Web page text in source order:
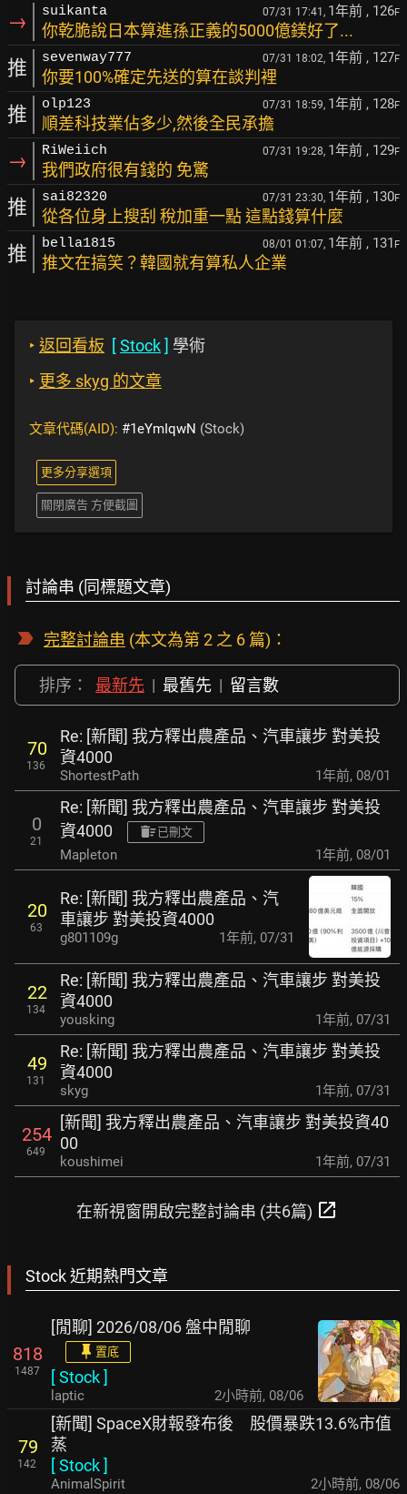
→ suikanta 07/31 17:41, 1年前 , 126F
你乾脆說日本算進孫正義的5000億鎂好了...
推 sevenway777 07/31 18:02, 1年前 , 127F
你要100%確定先送的算在談判裡
推 olp123 07/31 18:59, 1年前 , 128F
順差科技業佔多少,然後全民承擔
→ RiWeiich 07/31 19:28, 1年前 , 129F
我們政府很有錢的 免驚
推 sai82320 07/31 23:30, 1年前 , 130F
從各位身上搜刮 稅加重一點 這點錢算什麼
推 bella1815 08/01 01:07, 1年前 , 131 F
推文在搞笑？韓國就有算私人企業
‣ 返回看板 [Stock] 學術
‣ 更多 skyg 的文章
文章代碼(AID): #1eYmIqwN (Stock)
更多分享選項
關閉廣告 方便截圖
討論串 (同標題文章)
完整討論串 (本文為第 2 之 6 篇)：
排序： 最新先 | 最舊先 | 留言數
70
136
Re: [新聞] 我方釋出農產品、汽車讓步 對美投
資4000
ShortestPath 1年前, 08/01
0
21
Re: [新聞] 我方釋出農產品、汽車讓步 對美投
資4000
已刪文
Mapleton 1年前, 08/01
20
63
Re: [新聞] 我方釋出農產品、汽
車讓步 對美投資4000
g801109g 1年前, 07/31
22
134
Re: [新聞] 我方釋出農產品、汽車讓步 對美投
資4000
yousking 1年前, 07/31
49
131
Re: [新聞] 我方釋出農產品、汽車讓步 對美投
資4000
skyg 1年前, 07/31
254
649
[新聞] 我方釋出農產品、汽車讓步 對美投資40
00
koushimei 1年前, 07/31
在新視窗開啟完整討論串 (共6篇) open_in_new
Stock 近期熱門文章
818
1487
[閒聊] 2026/08/06 盤中閒聊
置底
[Stock]
laptic 2小時前, 08/06
79
142
[新聞] SpaceX財報發布後 股價暴跌13.6%市值
蒸
[Stock]
AnimalSpirit 2小時前, 08/06